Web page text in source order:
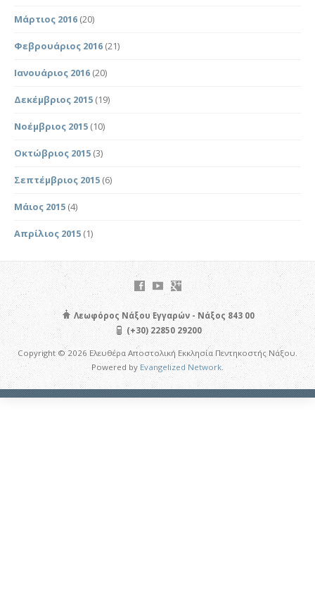
Μάρτιος 2016 (20)
Φεβρουάριος 2016 (21)
Ιανουάριος 2016 (20)
Δεκέμβριος 2015 (19)
Νοέμβριος 2015 (10)
Οκτώβριος 2015 (3)
Σεπτέμβριος 2015 (6)
Μάιος 2015 (4)
Απρίλιος 2015 (1)
Λεωφόρος Νάξου Εγγαρών - Νάξος 843 00
(+30) 22850 29200
Copyright © 2026 Ελευθέρα Αποστολική Εκκλησία Πεντηκοστής Νάξου.
Powered byEvangelized Network.